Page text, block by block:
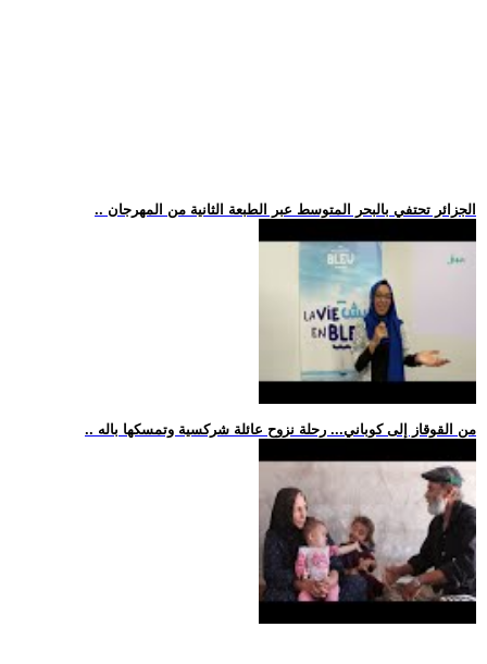
.. الجزائر تحتفي بالبحر المتوسط عبر الطبعة الثانية من المهرجان
.. من القوقاز إلى كوباني... رحلة نزوح عائلة شركسية وتمسكها باله